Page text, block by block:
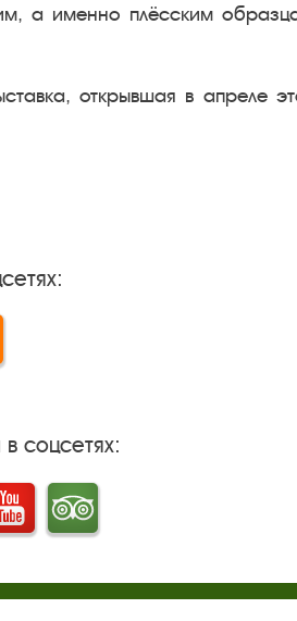
а именно плёсским
открывшая в апреле
соцсетях:
Трипадвизор